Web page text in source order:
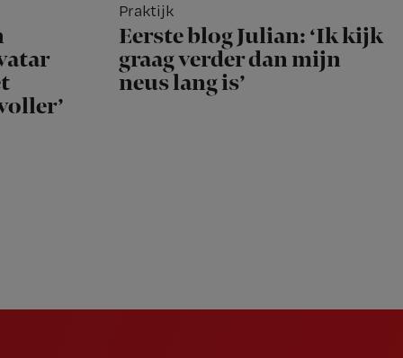
Praktijk
Eerste blog Julian: ‘Ik kijk
graag verder dan mijn
neus lang is’